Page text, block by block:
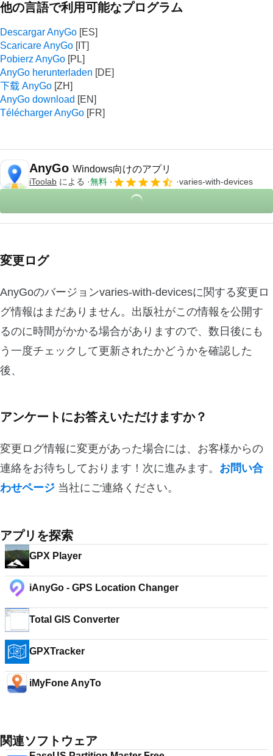
他の言語で利用可能なプログラム
Descargar AnyGo
Scaricare AnyGo
Pobierz AnyGo
AnyGo herunterladen
下载 AnyGo
AnyGo download
Télécharger AnyGo
AnyGo Windows向けのアプリ
iToolab による 無料 varies-with-devices
変更ログ
AnyGoのバージョンvaries-with-devicesに関する変更ロ
グ情報はまだありません。出版社がこの情報を公開す
るのに時間がかかる場合がありますので、数日後にも
う一度チェックして更新されたかどうかを確認した
後、
アンケートにお答えいただけますか？
変更ログ情報に変更があった場合には、お客様からの
連絡をお待ちしております！次に進みます。 お問い合
わせページ 当社にご連絡ください。
アプリを探索
GPX Player
iAnyGo - GPS Location Changer
Total GIS Converter
GPXTracker
iMyFone AnyTo
関連ソフトウェア